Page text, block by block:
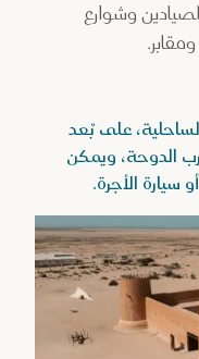
وشوارع
على بُعد
غرب الدوحة، ويمكن
سيارة الأجرة.